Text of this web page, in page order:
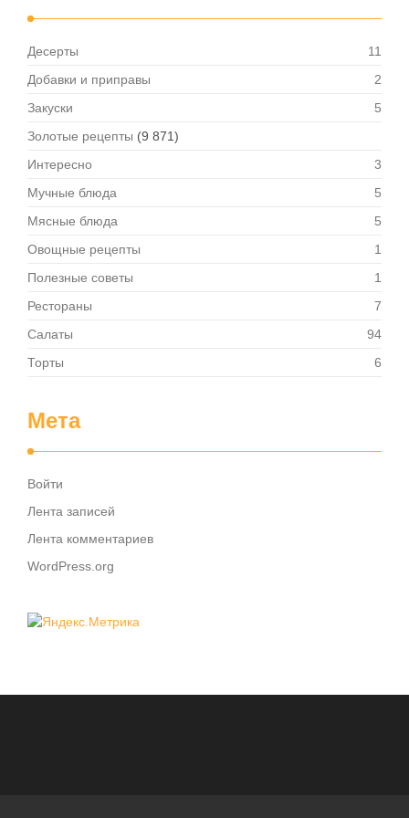
Десерты
11
Добавки и приправы
2
Закуски
5
Золотые рецепты (9 871)
Интересно
3
Мучные блюда
5
Мясные блюда
5
Овощные рецепты
1
Полезные советы
1
Рестораны
7
Салаты
94
Торты
6
Мета
Войти
Лента записей
Лента комментариев
WordPress.org